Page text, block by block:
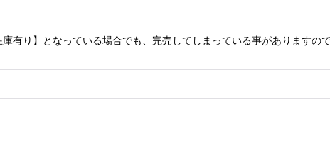
有り】となっている場合でも、完売してしまっている事がありますの